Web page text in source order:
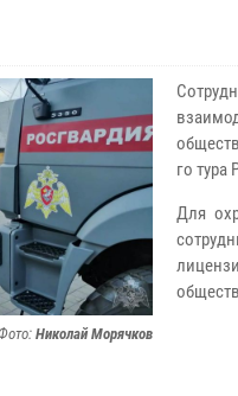
Николай Морячков
го
Для